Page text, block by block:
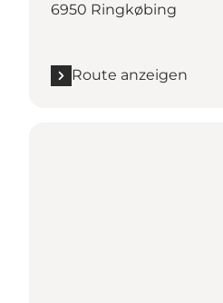
6950 Ringkøbing
Route anzeigen